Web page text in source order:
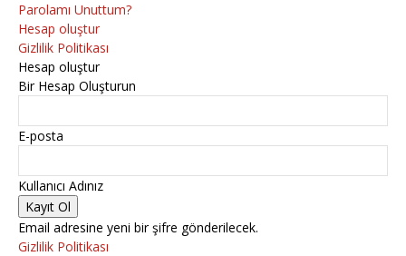
Parolamı Unuttum?
Hesap oluştur
Gizlilik Politikası
Hesap oluştur
Bir Hesap Oluşturun
E-posta
Kullanıcı Adınız
Email adresine yeni bir şifre gönderilecek.
Gizlilik Politikası